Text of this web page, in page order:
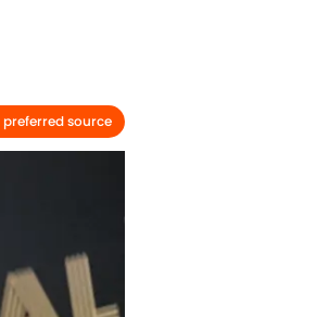
preferred source